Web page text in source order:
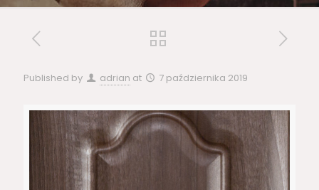
Published by adrian at 7 października 2019